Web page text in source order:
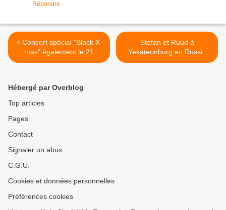
Répondre
< Concert spécial "Black X-
mas" également le 21
décembre 2015
Stefan et Ruud à
Yekaterinburg‬ en Russie
hier >
Hébergé par Overblog
Top articles
Pages
Contact
Signaler un abus
C.G.U.
Cookies et données personnelles
Préférences cookies